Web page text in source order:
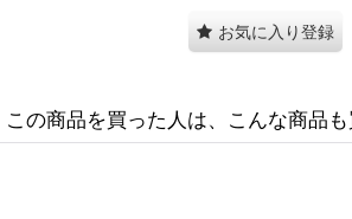
お気に入り登録
この商品を買った人は、こんな商品